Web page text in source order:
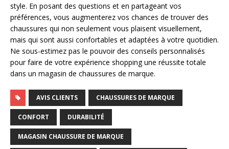
style. En posant des questions et en partageant vos
préférences, vous augmenterez vos chances de trouver des
chaussures qui non seulement vous plaisent visuellement,
mais qui sont aussi confortables et adaptées à votre quotidien.
Ne sous-estimez pas le pouvoir des conseils personnalisés
pour faire de votre expérience shopping une réussite totale
dans un magasin de chaussures de marque.
AVIS CLIENTS CHAUSSURES DE MARQUE
CONFORT DURABILITÉ
MAGASIN CHAUSSURE DE MARQUE